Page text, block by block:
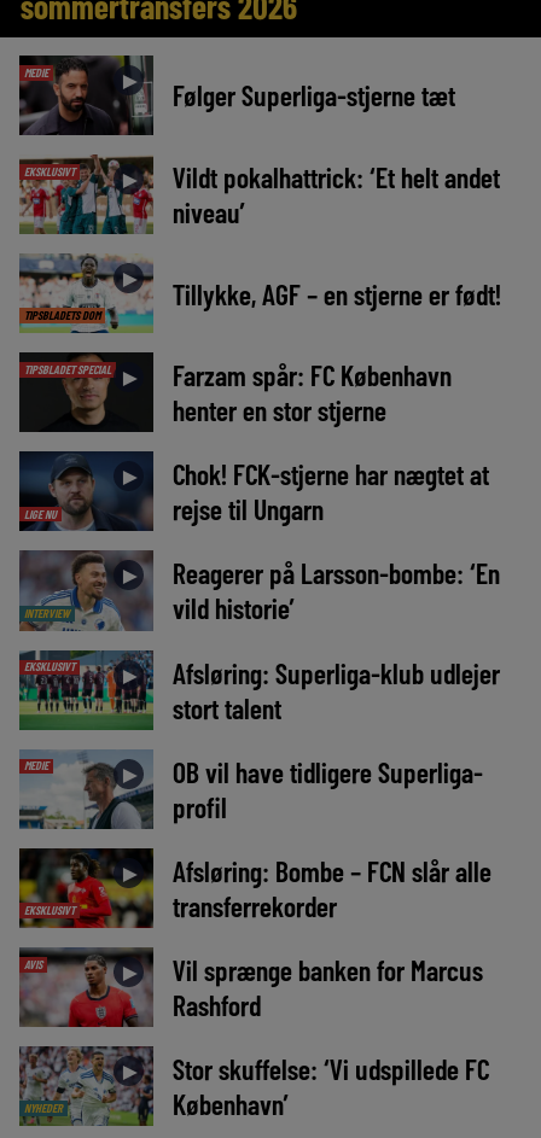
MEDIE ► Følger Superliga-stjerne tæt
EKSKLUSIVT ►
Vildt pokalhattrick: ‘Et helt andet
niveau’
TIPSBLADETS DOM
► Tillykke, AGF – en stjerne er født!
TIPSBLADET SPECIAL ►
Farzam spår: FC København
henter en stor stjerne
LIGE NU
►
Chok! FCK-stjerne har nægtet at
rejse til Ungarn
INTERVIEW
►
Reagerer på Larsson-bombe: ‘En
vild historie’
EKSKLUSIVT ►
Afsløring: Superliga-klub udlejer
stort talent
MEDIE ►
OB vil have tidligere Superliga-
profil
EKSKLUSIVT
►
Afsløring: Bombe – FCN slår alle
transferrekorder
AVIS ►
Vil sprænge banken for Marcus
Rashford
NYHEDER
►
Stor skuffelse: ‘Vi udspillede FC
København’